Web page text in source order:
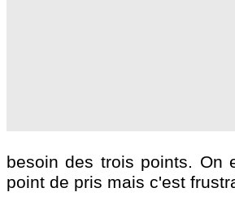
besoin des trois points. On
point de pris mais c'est